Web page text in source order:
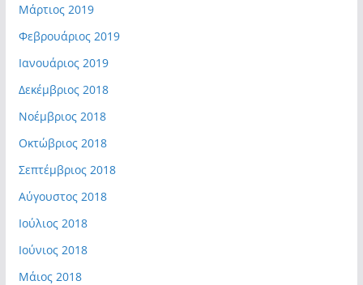
Μάρτιος 2019
Φεβρουάριος 2019
Ιανουάριος 2019
Δεκέμβριος 2018
Νοέμβριος 2018
Οκτώβριος 2018
Σεπτέμβριος 2018
Αύγουστος 2018
Ιούλιος 2018
Ιούνιος 2018
Μάιος 2018